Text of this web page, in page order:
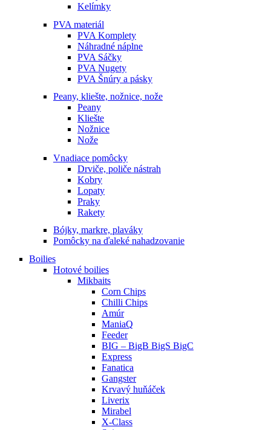
Kelímky
PVA materiál
PVA Komplety
Náhradné náplne
PVA Sáčky
PVA Nugety
PVA Šnúry a pásky
Peany, kliešte, nožnice, nože
Peany
Kliešte
Nožnice
Nože
Vnadiace pomôcky
Drviče, poliče nástrah
Kobry
Lopaty
Praky
Rakety
Bójky, markre, plaváky
Pomôcky na ďaleké nahadzovanie
Boilies
Hotové boilies
Mikbaits
Corn Chips
Chilli Chips
Amúr
ManiaQ
Feeder
BIG – BigB BigS BigC
Express
Fanatica
Gangster
Krvavý huňáček
Liverix
Mirabel
X-Class